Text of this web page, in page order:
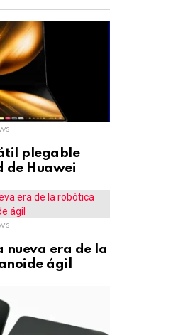
plegable
de Huawei
nueva era de la
ágil